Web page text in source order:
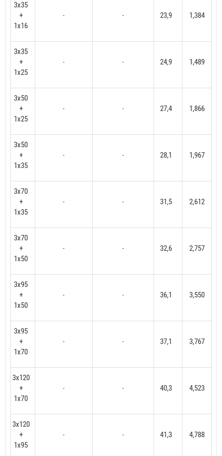
3x35
+
1x16
- - 23,9 1,384
3x35
+
1x25
- - 24,9 1,489
3x50
+
1x25
- - 27,4 1,866
3x50
+
1x35
- - 28,1 1,967
3x70
+
1x35
- - 31,5 2,612
3x70
+
1x50
- - 32,6 2,757
3x95
+
1x50
- - 36,1 3,550
3x95
+
1x70
- - 37,1 3,767
3x120
+
1x70
- - 40,3 4,523
3x120
+
1x95
- - 41,3 4,788